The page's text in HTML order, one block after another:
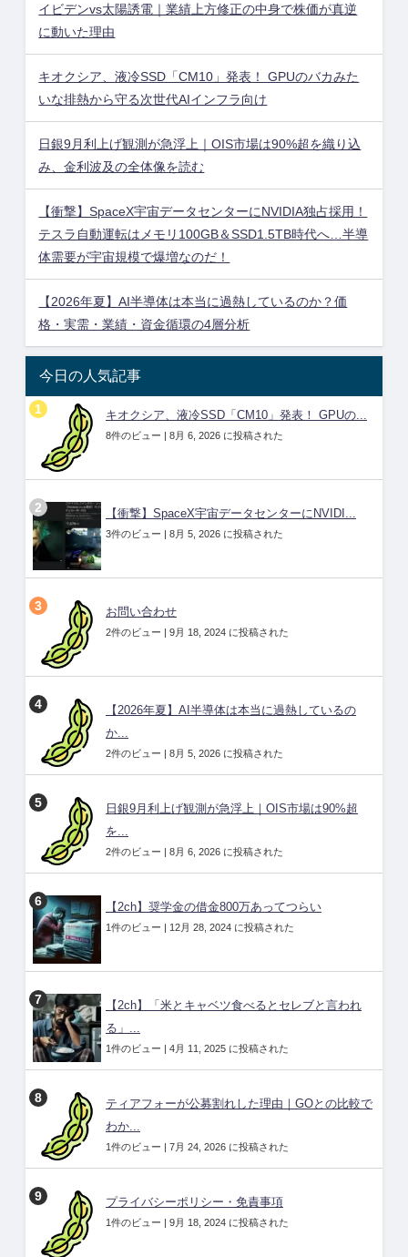
イビデンvs太陽誘電｜業績上方修正の中身で株価が真逆
に動いた理由
キオクシア、液冷SSD「CM10」発表！ GPUのバカみた
いな排熱から守る次世代AIインフラ向け
日銀9月利上げ観測が急浮上｜OIS市場は90%超を織り込
み、金利波及の全体像を読む
【衝撃】SpaceX宇宙データセンターにNVIDIA独占採用！
テスラ自動運転はメモリ100GB＆SSD1.5TB時代へ…半導
体需要が宇宙規模で爆増なのだ！
【2026年夏】AI半導体は本当に過熱しているのか？価
格・実需・業績・資金循環の4層分析
今日の人気記事
キオクシア、液冷SSD「CM10」発表！ GPUの...
8件のビュー | 8月 6, 2026 に投稿された
【衝撃】SpaceX宇宙データセンターにNVIDI...
3件のビュー | 8月 5, 2026 に投稿された
お問い合わせ
2件のビュー | 9月 18, 2024 に投稿された
【2026年夏】AI半導体は本当に過熱しているの
か...
2件のビュー | 8月 5, 2026 に投稿された
日銀9月利上げ観測が急浮上｜OIS市場は90%超
を...
2件のビュー | 8月 6, 2026 に投稿された
【2ch】奨学金の借金800万あってつらい
1件のビュー | 12月 28, 2024 に投稿された
【2ch】「米とキャベツ食べるとセレブと言われ
る」...
1件のビュー | 4月 11, 2025 に投稿された
ティアフォーが公募割れした理由｜GOとの比較で
わか...
1件のビュー | 7月 24, 2026 に投稿された
プライバシーポリシー・免責事項
1件のビュー | 9月 18, 2024 に投稿された